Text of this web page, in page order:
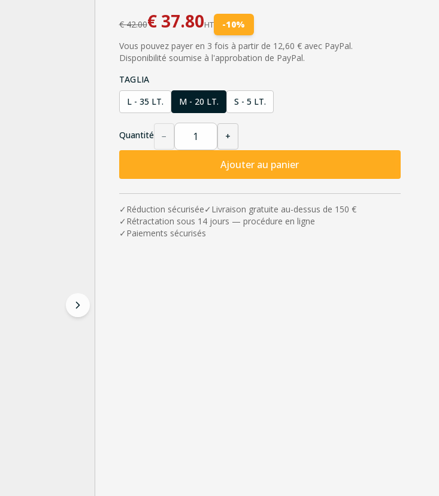
€42.00€ 37.80HT -10%
Vous pouvez payer en 3 fois à partir de 12,60 € avec PayPal.
Disponibilité soumise à l'approbation de PayPal.
TAGLIA
L - 35 LT.
M - 20 LT. S - 5 LT.
Quantité − +
Ajouter au panier
✓ Réduction sécurisée✓ Livraison gratuite au-dessus de 150 €
✓ Rétractation sous 14 jours — procédure en ligne
✓ Paiements sécurisés